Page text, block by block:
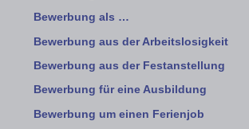
Bewerbung als …
Bewerbung aus der Arbeitslosigkeit
Bewerbung aus der Festanstellung
Bewerbung für eine Ausbildung
Bewerbung um einen Ferienjob